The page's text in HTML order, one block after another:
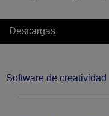
Descargas
Software de creatividad